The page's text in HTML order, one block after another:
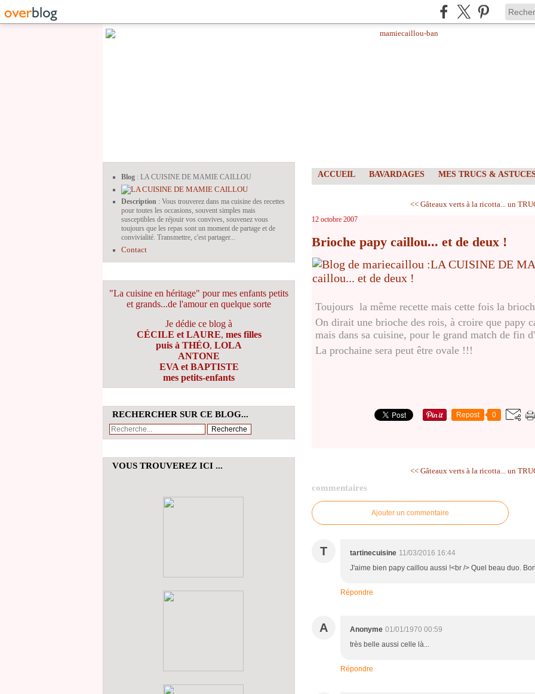
Blog : LA CUISINE DE MAMIE CAILLOU
Description : Vous trouverez dans ma cuisine des recettes
pour toutes les occasions, souvent simples mais
susceptibles de réjouir vos convives, souvenez vous
toujours que les repas sont un moment de partage et de
convivialité. Transmettre, c'est partager...
Contact
"La cuisine en héritage" pour mes enfants petits
et grands...de l'amour en quelque sorte
Je dédie ce blog à
CÉCILE et LAURE, mes filles
puis à THÉO, LOLA
ANTONE
EVA et BAPTISTE
mes petits-enfants
RECHERCHER SUR CE BLOG...
VOUS TROUVEREZ ICI ...
ACCUEIL BAVARDAGES MES TRUCS &
<< Gâteaux verts à la ricotta... un
12 octobre 2007
Brioche papy caillou... et de deux !
Toujours la même recette mais cette fois la
On dirait une brioche des rois, à croire que papy
mais dans sa cuisine, pour le grand match de fin
La prochaine sera peut être ovale !!!
Repost 0
<< Gâteaux verts à la ricotta... un
commentaires
Ajouter un commentaire
T tartinecuisine 11/03/2016 16:44
J'aime bien papy caillou aussi !<br /> Quel beau duo.
Répondre
A Anonyme 01/01/1970 00:59
très belle aussi celle là...
Répondre